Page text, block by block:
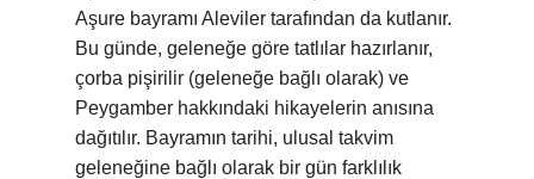
Aşure bayramı Aleviler tarafından da kutlanır.
Bu günde, geleneğe göre tatlılar hazırlanır,
çorba pişirilir (geleneğe bağlı olarak) ve
Peygamber hakkındaki hikayelerin anısına
dağıtılır. Bayramın tarihi, ulusal takvim
geleneğine bağlı olarak bir gün farklılık